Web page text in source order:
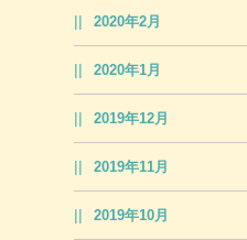
2020年2月
2020年1月
2019年12月
2019年11月
2019年10月